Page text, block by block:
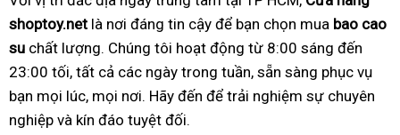
shoptoy.net là nơi đáng tin cậy để bạn chọn mua bao cao
su chất lượng. Chúng tôi hoạt động từ 8:00 sáng đến
23:00 tối, tất cả các ngày trong tuần, sẵn sàng phục vụ
bạn mọi lúc, mọi nơi. Hãy đến để trải nghiệm sự chuyên
nghiệp và kín đáo tuyệt đối.